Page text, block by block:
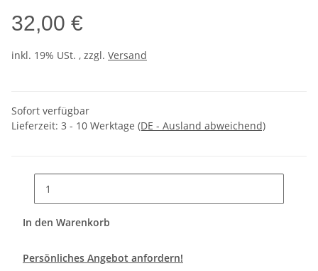
32,00 €
inkl. 19% USt. , zzgl. Versand
Sofort verfügbar
Lieferzeit: 3 - 10 Werktage (DE - Ausland abweichend)
In den Warenkorb
Persönliches Angebot anfordern!